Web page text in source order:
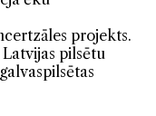
projekts.
pilsētu